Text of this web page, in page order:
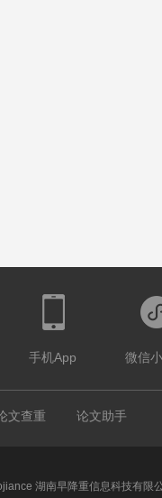
手机App 微信
文查重 论文助手
湖南早降重信息科技有限